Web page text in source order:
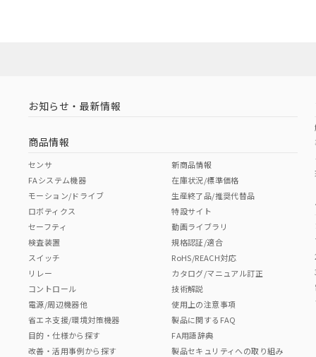
お知らせ・最新情報
商品情報
センサ
FAシステム機器
モーション/ドライブ
ロボティクス
セーフティ
検査装置
スイッチ
リレー
コントロール
電源/周辺機器他
省エネ支援/環境対策機器
目的・仕様から探す
改善・活用事例から探す
新商品情報
在庫状況/標準価格
生産終了品/推奨代替品
特設サイト
動画ライブラリ
規格認証/適合
RoHS/REACH対応
カタログ/マニュアル訂正
技術解説
使用上の注意事項
製品に関するFAQ
FA用語辞典
製品セキュリティへの取り組み